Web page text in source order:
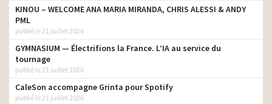
Chaque jour La Poste
prend soin de nos aînés
head tv prod
ALL – Paris 2024 – Nous
sommes prêts
La Banque Postale – Et si
mieux consommer?
KINOU – WELCOME ANA MARIA MIRANDA, CHRIS ALESSI & ANDY
PML
publié le 21 juillet 2026
GYMNASIUM — Électrifions la France. L’IA au service du
tournage
publié le 21 juillet 2026
CaleSon accompagne Grinta pour Spotify
publié le 21 juillet 2026